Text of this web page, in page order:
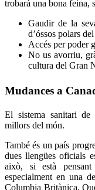
trobarà una bona feina,
Gaudir de la
d’óssos polars
Accés per poder
No us avorriu,
cultura del Gran
Mudances a
El sistema sanitari de
millors del món.
També és un país
dues llengües oficials
això, si està
especialment en una
Columbia Britànica,